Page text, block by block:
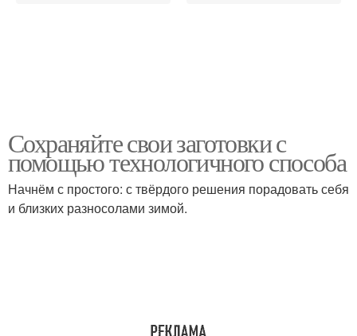
Сохраняйте свои заготовки с
помощью технологичного способа
Начнём с простого: с твёрдого решения порадовать себя
и близких разносолами зимой.